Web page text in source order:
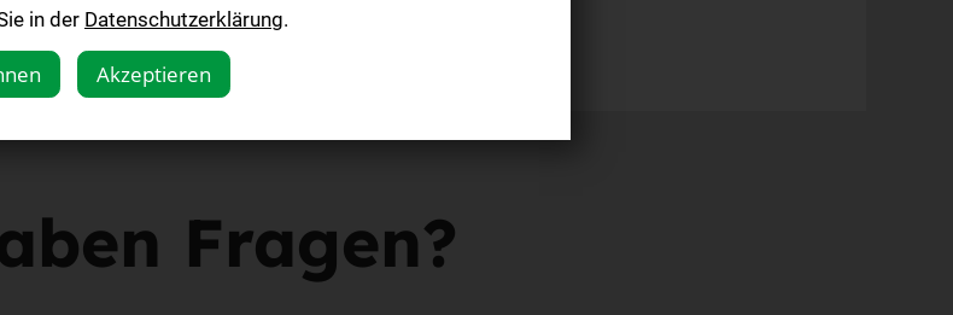
Fragen?
in der Datenschutzerklärung.
Akzeptieren